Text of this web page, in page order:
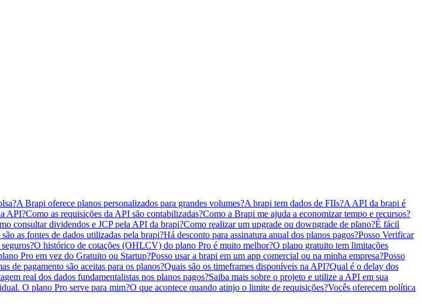
A Brapi oferece planos personalizados para grandes volumes?A brapi tem dados de FIIs?A API da brapi é
API?Como as requisições da API são contabilizadas?Como a Brapi me ajuda a economizar tempo e recursos?
consultar dividendos e JCP pela API da brapi?Como realizar um upgrade ou downgrade de plano?É fácil
as fontes de dados utilizadas pela brapi?Há desconto para assinatura anual dos planos pagos?Posso Verificar
O histórico de cotações (OHLCV) do plano Pro é muito melhor?O plano gratuito tem limitações
Pro em vez do Gratuito ou Startup?Posso usar a brapi em um app comercial ou na minha empresa?Posso
de pagamento são aceitas para os planos?Quais são os timeframes disponíveis na API?Qual é o delay dos
real dos dados fundamentalistas nos planos pagos?Saiba mais sobre o projeto e utilize a API em sua
O plano Pro serve para mim?O que acontece quando atinjo o limite de requisições?Vocês oferecem política